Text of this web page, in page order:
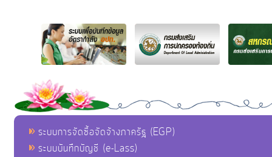
ระบบการจัดซื้อจัดจ้างภาครัฐ (EGP)
ระบบบันทึกบัญชี (e-Lass)